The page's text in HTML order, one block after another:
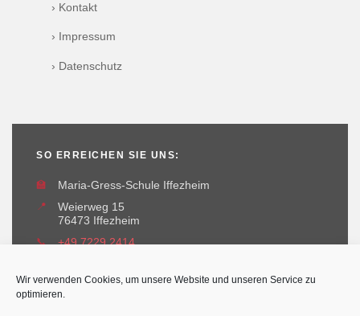
Wir verwenden Cookies, um unsere Website und unseren Service zu
optimieren.
› Kontakt
› Impressum
› Datenschutz
SO ERREICHEN SIE UNS:
🏫
Maria-Gress-Schule Iffezheim
📍
Weierweg 15
76473 Iffezheim
📞
+49 7229 2414